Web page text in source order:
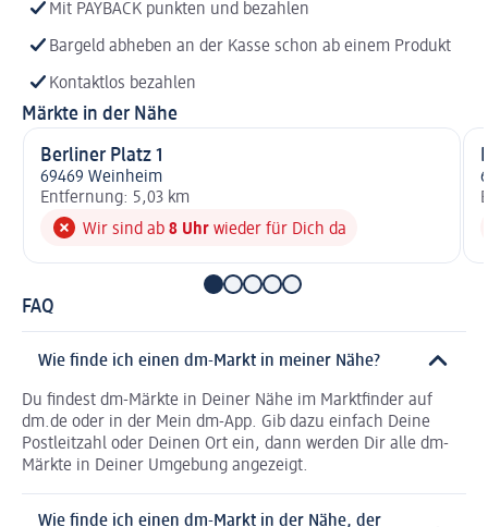
Mit PAYBACK punkten und bezahlen
Bargeld abheben an der Kasse schon ab einem Produkt
Kontaktlos bezahlen
Märkte in der Nähe
Berliner Platz 1
69469 Weinheim
Entfernung: 5,03 km
Wir sind ab 8 Uhr wieder für Dich da
FAQ
Wie finde ich einen dm-Markt in meiner Nähe?
Du findest dm-Märkte in Deiner Nähe im Marktfinder auf
dm.de oder in der Mein dm-App. Gib dazu einfach Deine
Postleitzahl oder Deinen Ort ein, dann werden Dir alle dm-
Märkte in Deiner Umgebung angezeigt.
Wie finde ich einen dm-Markt in der Nähe, der